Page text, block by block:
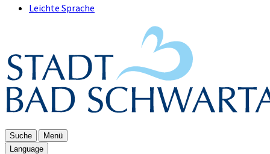
Leichte Sprache
Suche
Menü
Language